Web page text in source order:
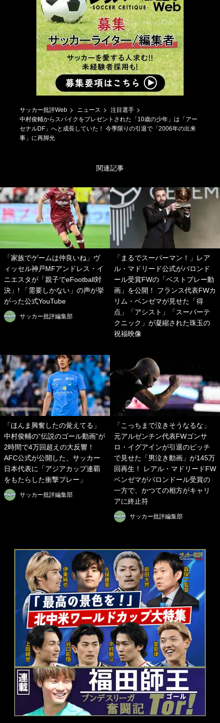
サッカー批評Web ニュース
注目選手
中村俊輔からスパイクをプレゼントされた「10歳の少年」は「アー
セナルDF」へと成長していた！ 今季限りの引退で「2006年の出来
事」に再脚光
関連記事
「家族でゲームは仲良いね」ヴ
ィッセル神戸MFアンドレス・イ
ニエスタが「親子でeFootball対
決」! 「需要しかない」の声が挙
がった公式YouTube
サッカー批評編集部
「まるでスーパーマン！」レア
ル・マドリード公式がバロンド
ール受賞FWの「ベストプレー動
画」を公開！ フランス代表FWカ
リム・ベンゼマが見せた「得
点」「アシスト」「スーパーテ
クニック」が凝縮された珠玉の
祝福映像
「ほんま興奮したの覚えてる」
中村俊輔の“伝説のゴール動画”が
2時間で4万回超えの大反響！
AFC公式が公開した、サッカー
日本代表に「アジアカップ連覇
をもたらした衝撃プレー」
サッカー批評編集部
「こっちまで泣きそうなるな」
元アルゼンチン代表FWゴンサ
ロ・イグアインが引退のピッチ
で見せた「男泣き動画」が145万
回再生！ レアル・マドリードFW
ベンゼマがバロンドール受賞の
一方で、かつての相方がキャリ
アに終止符
サッカー批評編集部